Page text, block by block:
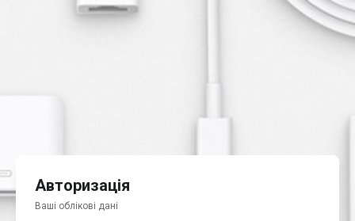
Авторизація
Ваші облікові дані